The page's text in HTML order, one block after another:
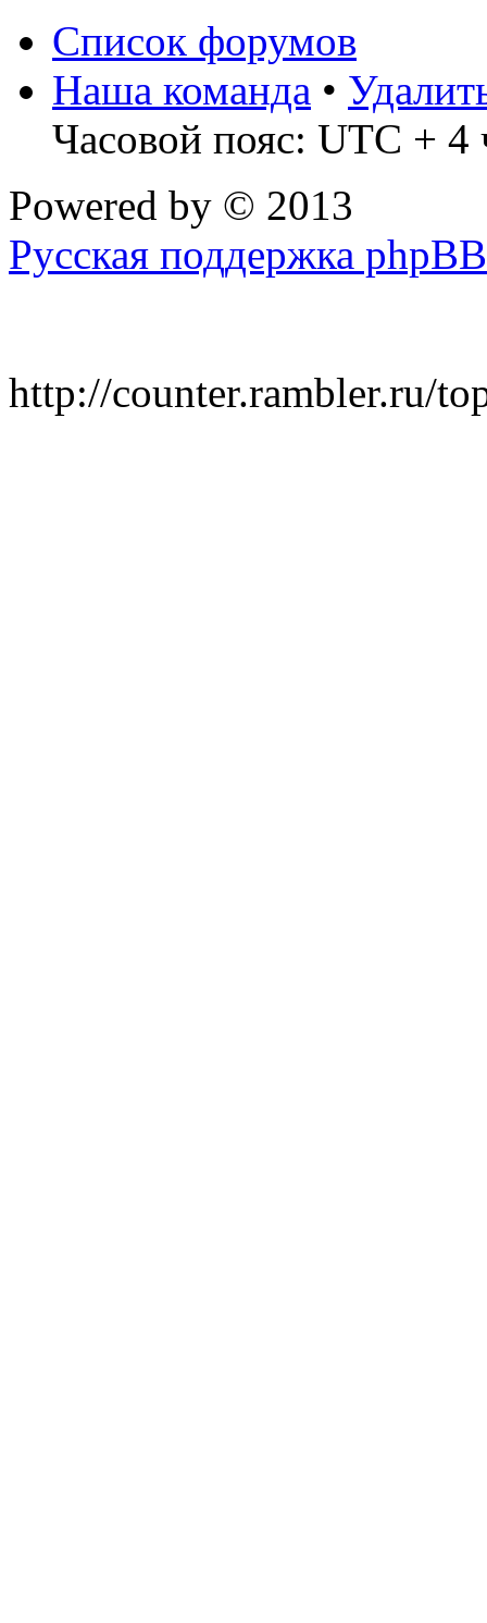
Список форумов
Наша команда •
Часовой пояс: UTC + 4
Powered by © 2013
Русская поддержка phpBB
http://counter.rambler.ru/